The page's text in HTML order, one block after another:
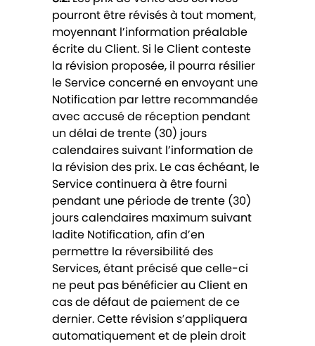
pourront être révisés à tout moment,
moyennant l’information préalable
écrite du Client. Si le Client conteste
la révision proposée, il pourra résilier
le Service concerné en envoyant une
Notification par lettre recommandée
avec accusé de réception pendant
un délai de trente (30) jours
calendaires suivant l’information de
la révision des prix. Le cas échéant, le
Service continuera à être fourni
pendant une période de trente (30)
jours calendaires maximum suivant
ladite Notification, afin d’en
permettre la réversibilité des
Services, étant précisé que celle-ci
ne peut pas bénéficier au Client en
cas de défaut de paiement de ce
dernier. Cette révision s’appliquera
automatiquement et de plein droit